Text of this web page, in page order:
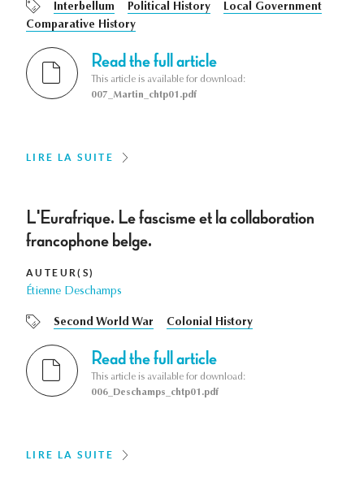
Interbellum Political History
Local Government
Comparative History
Read the full article
This article is available for download:
007_Martin_chtp01.pdf
LIRE LA SUITE
L'Eurafrique. Le fascisme et la collaboration
francophone belge.
AUTEUR(S)
Étienne Deschamps
Second World War Colonial History
Read the full article
This article is available for download:
006_Deschamps_chtp01.pdf
LIRE LA SUITE